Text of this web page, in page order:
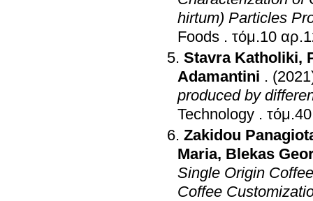
hirtum) Particles
Foods .
Stavra Katholiki,
Adamantini .
produced by
Technology .
Zakidou
Maria, Blekas
Single Origin
Coffee